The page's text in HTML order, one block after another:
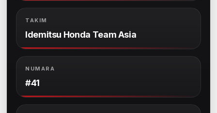
TAKIM
Idemitsu Honda Team Asia
NUMARA
#41